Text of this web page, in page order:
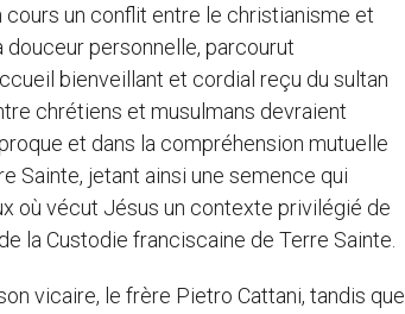
cours un conflit entre le christianisme et
douceur personnelle, parcourut
bienveillant et cordial reçu du sultan
chrétiens et musulmans devraient
et dans la compréhension mutuelle
Sainte, jetant ainsi une semence qui
où vécut Jésus un contexte privilégié de
la Custodie franciscaine de Terre Sainte.
vicaire, le frère Pietro Cattani, tandis que